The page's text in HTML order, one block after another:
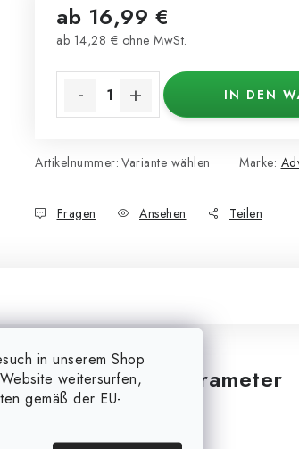
in unserem Shop
weitersurfen,
gemäß der EU-
ab 16,99 €
ab 14,28 € ohne MwSt.
IN DEN
Artikelnummer: Variante wählen Marke:
Fragen Ansehen Teilen
Zusätzliche Parameter